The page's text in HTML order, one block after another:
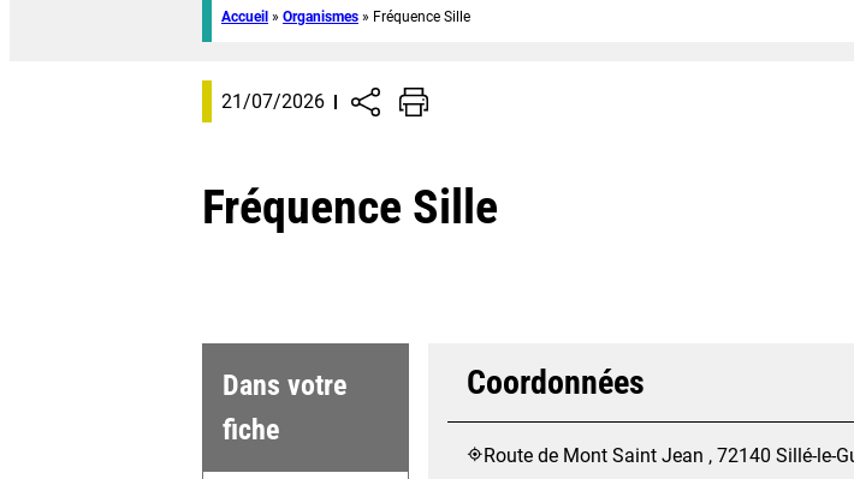
Accueil » Organismes » Fréquence Sille
21/07/2026
Fréquence Sille
Dans votre
fiche
Coordonnées
Route de Mont Saint Jean , 72140 Sillé-le-